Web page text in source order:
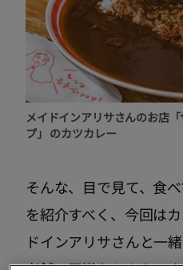
メイドインアリサさんのお店
プ」 のカツカレー
そんな、目で見て、食
を紹介すべく、今回は
ドインアリサさんと一